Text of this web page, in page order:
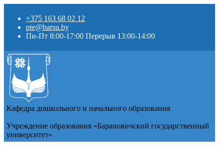
+375 163 68 02 12
pte@barsu.by
Пн-Пт 8:00-17:00 Перерыв 13:00-14:00
Кафедра дошкольного и начального образования
Учреждение образования «Барановичский государственный
университет»